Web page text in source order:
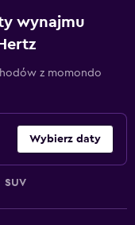
wynajmu
z momondo
Wybierz daty
SUV